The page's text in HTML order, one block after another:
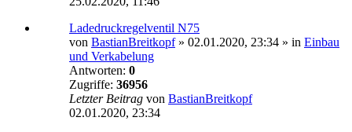
Ladedruckregelventil N75
von BastianBreitkopf» 02.01.2020, 23:34 » in Einbau
und Verkabelung
Antworten: 0
Zugriffe: 36956
Letzter Beitrag von BastianBreitkopf
02.01.2020, 23:34